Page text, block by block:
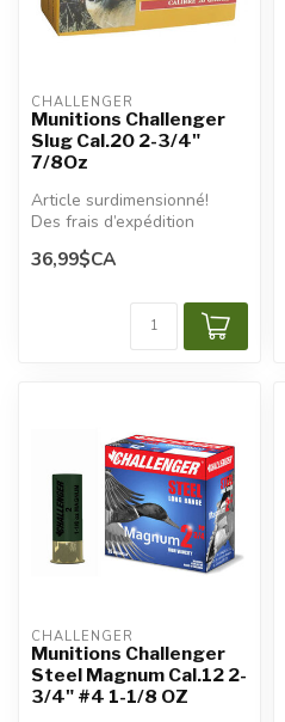
CHALLENGER
Munitions Challenger
Slug Cal.20 2-3/4"
7/8Oz
Article surdimensionné!
Des frais d’expédition
additionnels seront
appliqués.
36,99$CA
CHALLENGER
Munitions Challenger
Steel Magnum Cal.12 2-
3/4" #4 1-1/8 OZ